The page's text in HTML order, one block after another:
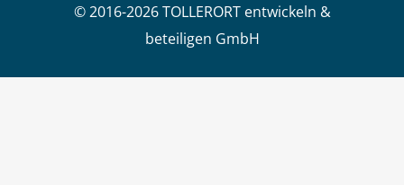
© 2016-2026 TOLLERORT entwickeln &
beteiligen GmbH